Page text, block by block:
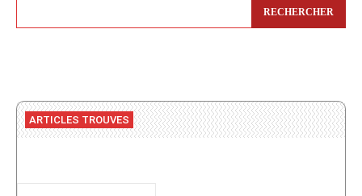
RECHERCHER
ARTICLES TROUVES